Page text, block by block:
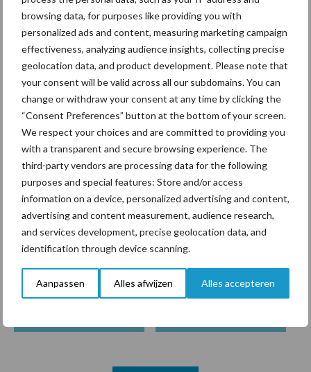
browsing data, for purposes like providing you with
personalized ads and content, measuring marketing campaign
effectiveness, analyzing audience insights, collecting precise
geolocation data, and product development. Please note that
your consent will be valid across all our subdomains. You can
change or withdraw your consent at any time by clicking the
“Consent Preferences” button at the bottom of your screen.
We respect your choices and are committed to providing you
with a transparent and secure browsing experience. The
third-party vendors are processing data for the following
purposes and special features: Store and/or access
information on a device, personalized advertising and content,
advertising and content measurement, audience research,
and services development, precise geolocation data, and
identification through device scanning.
Aanpassen Alles afwijzen Alles accepteren
Machines en werktuigen
gewild doelwit criminelen
Grondstoffenmarkt blijft
grillig: droogte en
geopolitiek houden handel
in de greep
Diergezondheid Bemesting Fokkerij
Mastitis Hittestress